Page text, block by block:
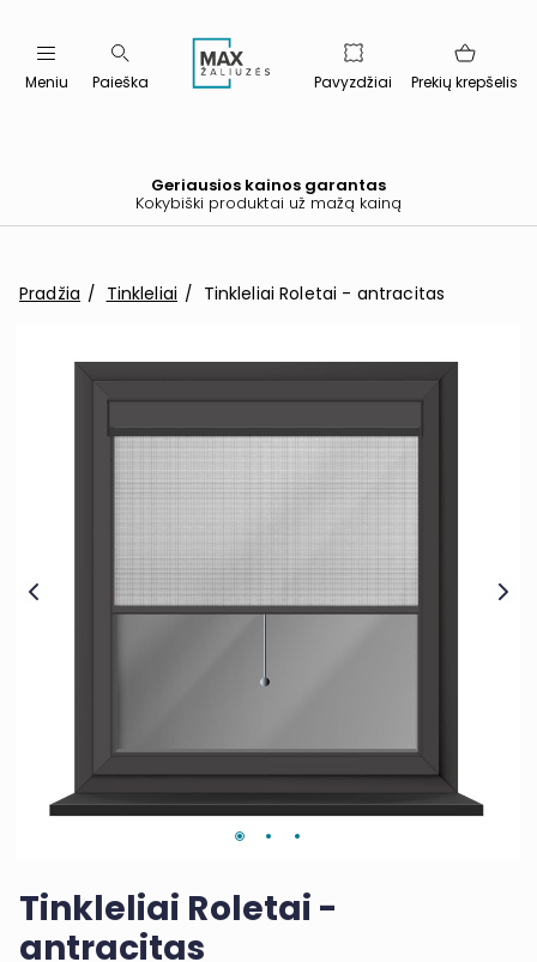
Meniu Paieška Pavyzdžiai Prekių krepšelis
Geriausios kainos garantas
Kokybiški produktai už mažą kainą
Pradžia Tinkleliai Tinkleliai Roletai - antracitas
Tinkleliai Roletai -
antracitas